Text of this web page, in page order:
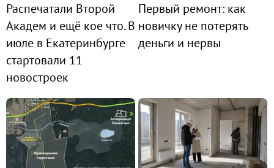
Распечатали Второй
Академ и ещё кое что. В
июле в Екатеринбурге
стартовали 11
новостроек
Первый ремонт: как
новичку не потерять
деньги и нервы